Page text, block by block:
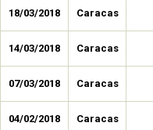
18/03/2018 Caracas
14/03/2018 Caracas
07/03/2018 Caracas
04/02/2018 Caracas